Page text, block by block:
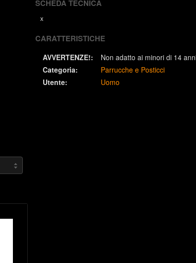
SCHEDA TECNICA
x
CARATTERISTICHE
AVVERTENZE!: Non adatto ai minori di 14
Categoria:
Parrucche e Posticci
Utente:
Uomo